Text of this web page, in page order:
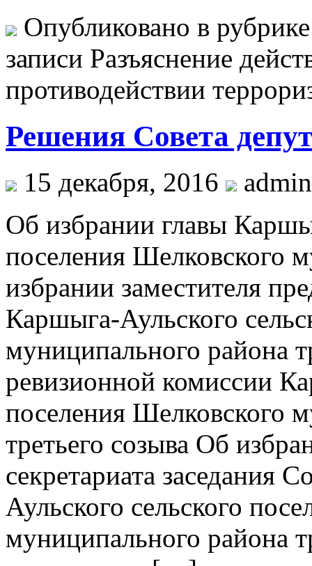
Опубликовано в
записи Разъяснение
противодействии
Решения Совета
15 декабря, 2016
admin
Об избрании главы
поселения Шелковского
избрании заместителя
Каршыга-Аульского
муниципального района
ревизионной комиссии
поселения Шелковского
третьего созыва Об
секретариата заседания
Аульского сельского
муниципального района